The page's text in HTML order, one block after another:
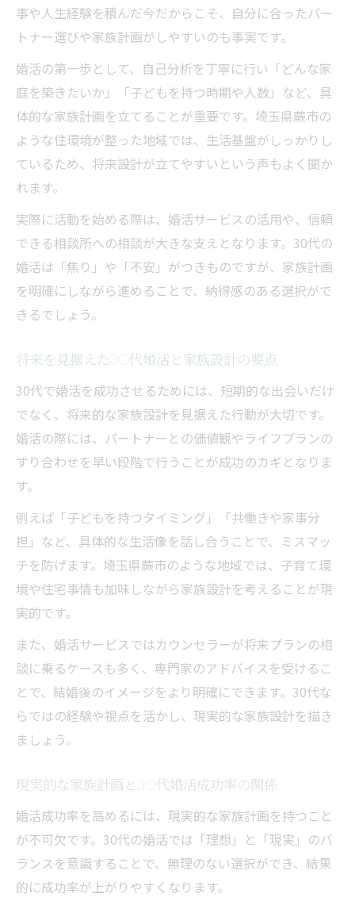
事や人生経験を積んだ今だからこそ、自分に合ったパー
トナー選びや家族計画がしやすいのも事実です。
婚活の第一歩として、自己分析を丁寧に行い「どんな家
庭を築きたいか」「子どもを持つ時期や人数」など、具
体的な家族計画を立てることが重要です。埼玉県蕨市の
ような住環境が整った地域では、生活基盤がしっかりし
ているため、将来設計が立てやすいという声もよく聞か
れます。
実際に活動を始める際は、婚活サービスの活用や、信頼
できる相談所への相談が大きな支えとなります。30代の
婚活は「焦り」や「不安」がつきものですが、家族計画
を明確にしながら進めることで、納得感のある選択がで
きるでしょう。
将来を見据えた30代婚活と家族設計の要点
30代で婚活を成功させるためには、短期的な出会いだけ
でなく、将来的な家族設計を見据えた行動が大切です。
婚活の際には、パートナーとの価値観やライフプランの
すり合わせを早い段階で行うことが成功のカギとなりま
す。
例えば「子どもを持つタイミング」「共働きや家事分
担」など、具体的な生活像を話し合うことで、ミスマッ
チを防げます。埼玉県蕨市のような地域では、子育て環
境や住宅事情も加味しながら家族設計を考えることが現
実的です。
また、婚活サービスではカウンセラーが将来プランの相
談に乗るケースも多く、専門家のアドバイスを受けるこ
とで、結婚後のイメージをより明確にできます。30代な
らではの経験や視点を活かし、現実的な家族設計を描き
ましょう。
現実的な家族計画と30代婚活成功率の関係
婚活成功率を高めるには、現実的な家族計画を持つこと
が不可欠です。30代の婚活では「理想」と「現実」のバ
ランスを意識することで、無理のない選択ができ、結果
的に成功率が上がりやすくなります。